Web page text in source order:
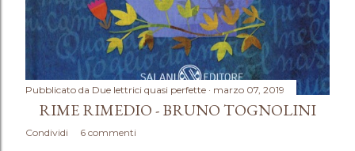
Pubblicato da Due lettrici quasi perfette marzo 07, 2019
RIME RIMEDIO - BRUNO TOGNOLINI
Condividi 6 commenti